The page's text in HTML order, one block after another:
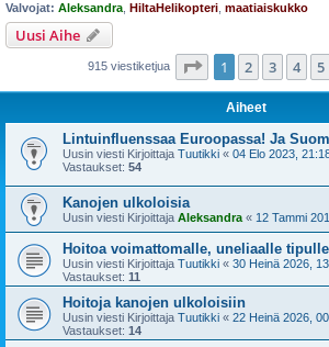
Valvojat: Aleksandra HiltaHelikopteri maatiaiskukko
Uusi Aihe
915 viestiketjua Sivu /19
1 2 3 4 5
Aiheet
Lintuinfluenssaa Euroopassa! Ja
Uusin viesti Kirjoittaja Tuutikki « 04 Elo 2023,
Vastaukset: 54
Kanojen ulkoloisia
Uusin viesti Kirjoittaja Aleksandra « 12 Tammi
Hoitoa voimattomalle, uneliaalle tipulle
Uusin viesti Kirjoittaja Tuutikki « 30 Heinä 2026,
Vastaukset: 11
Hoitoja kanojen ulkoloisiin
Uusin viesti Kirjoittaja Tuutikki « 22 Heinä 2026,
Vastaukset: 14